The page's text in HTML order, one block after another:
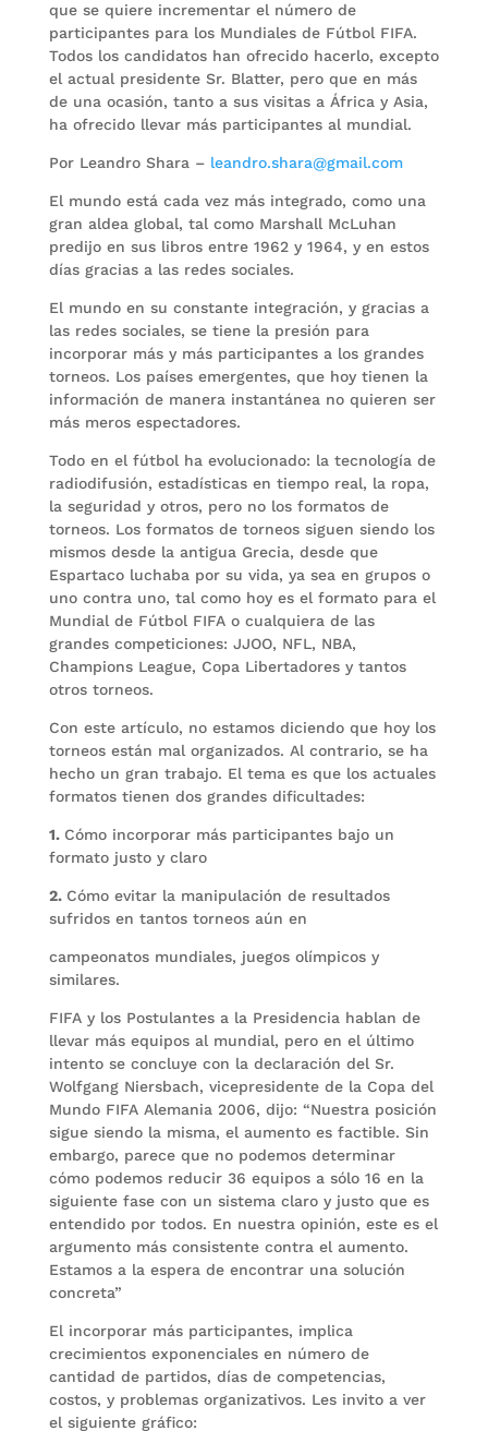
que se quiere incrementar el número de
participantes para los Mundiales de Fútbol FIFA.
Todos los candidatos han ofrecido hacerlo, excepto
el actual presidente Sr. Blatter, pero que en más
de una ocasión, tanto a sus visitas a África y Asia,
ha ofrecido llevar más participantes al mundial.
Por Leandro Shara – leandro.shara@gmail.com
El mundo está cada vez más integrado, como una
gran aldea global, tal como Marshall McLuhan
predijo en sus libros entre 1962 y 1964, y en estos
días gracias a las redes sociales.
El mundo en su constante integración, y gracias a
las redes sociales, se tiene la presión para
incorporar más y más participantes a los grandes
torneos. Los países emergentes, que hoy tienen la
información de manera instantánea no quieren ser
más meros espectadores.
Todo en el fútbol ha evolucionado: la tecnología de
radiodifusión, estadísticas en tiempo real, la ropa,
la seguridad y otros, pero no los formatos de
torneos. Los formatos de torneos siguen siendo los
mismos desde la antigua Grecia, desde que
Espartaco luchaba por su vida, ya sea en grupos o
uno contra uno, tal como hoy es el formato para el
Mundial de Fútbol FIFA o cualquiera de las
grandes competiciones: JJOO, NFL, NBA,
Champions League, Copa Libertadores y tantos
otros torneos.
Con este artículo, no estamos diciendo que hoy los
torneos están mal organizados. Al contrario, se ha
hecho un gran trabajo. El tema es que los actuales
formatos tienen dos grandes dificultades:
1. Cómo incorporar más participantes bajo un
formato justo y claro
2. Cómo evitar la manipulación de resultados
sufridos en tantos torneos aún en
campeonatos mundiales, juegos olímpicos y
similares.
FIFA y los Postulantes a la Presidencia hablan de
llevar más equipos al mundial, pero en el último
intento se concluye con la declaración del Sr.
Wolfgang Niersbach, vicepresidente de la Copa del
Mundo FIFA Alemania 2006, dijo: “Nuestra posición
sigue siendo la misma, el aumento es factible. Sin
embargo, parece que no podemos determinar
cómo podemos reducir 36 equipos a sólo 16 en la
siguiente fase con un sistema claro y justo que es
entendido por todos. En nuestra opinión, este es el
argumento más consistente contra el aumento.
Estamos a la espera de encontrar una solución
concreta”
El incorporar más participantes, implica
crecimientos exponenciales en número de
cantidad de partidos, días de competencias,
costos, y problemas organizativos. Les invito a ver
el siguiente gráfico: